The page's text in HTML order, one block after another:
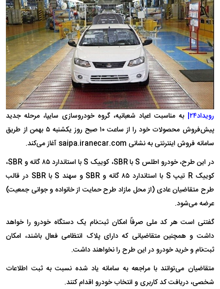
رویداد۲۴|
به مناسبت اعیاد شعبانیه، گروه خودروسازی سایپا، مرحله جدید
پیش‌فروش محصولات خود را از ساعت ۱۰ صبح روز یکشنبه ۵ بهمن از طریق
سامانه فروش اینترنتی به نشانی saipa.iranecar.com آغاز می‌کند.
در این طرح، خودرو اطلس S با SBR، کوییک S با استاندارد ۸۵ گانه و SBR،
کوییک R تیپ S با استاندارد ۸۵ گانه و SBR و سهند S با SBR در قالب
طرح متقاضیان عادی (از محل مازاد طرح حمایت از خانواده و جوانی جمعیت)
عرضه می‌شود.
گفتنی است هر کد ملی صرفاً امکان ثبت‌نام یک دستگاه خودرو را خواهد
داشت و همچنین متقاضیانی که دارای پلاک انتظامی فعال باشند، امکان
ثبت‌نام و خرید خودرو در این طرح را نخواهند داشت.
متقاضیان می‌توانند با مراجعه به سامانه یاد شده نسبت به ثبت اطلاعات
شخصی، دریافت کد کاربری و انتخاب خودرو اقدام کنند.